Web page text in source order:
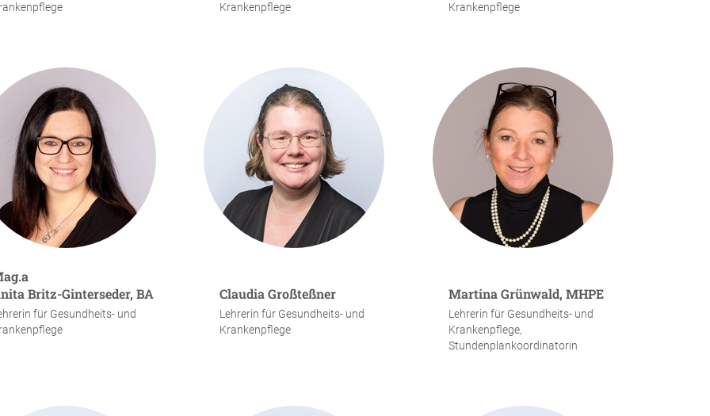
Krankenpflege
Krankenpflege
Britz-Ginterseder, BA
für Gesundheits- und
Claudia Großteßner
Lehrerin für Gesundheits- und
Krankenpflege
Martina Grünwald, MHPE
Lehrerin für Gesundheits- und
Krankenpflege,
Stundenplankoordinatorin